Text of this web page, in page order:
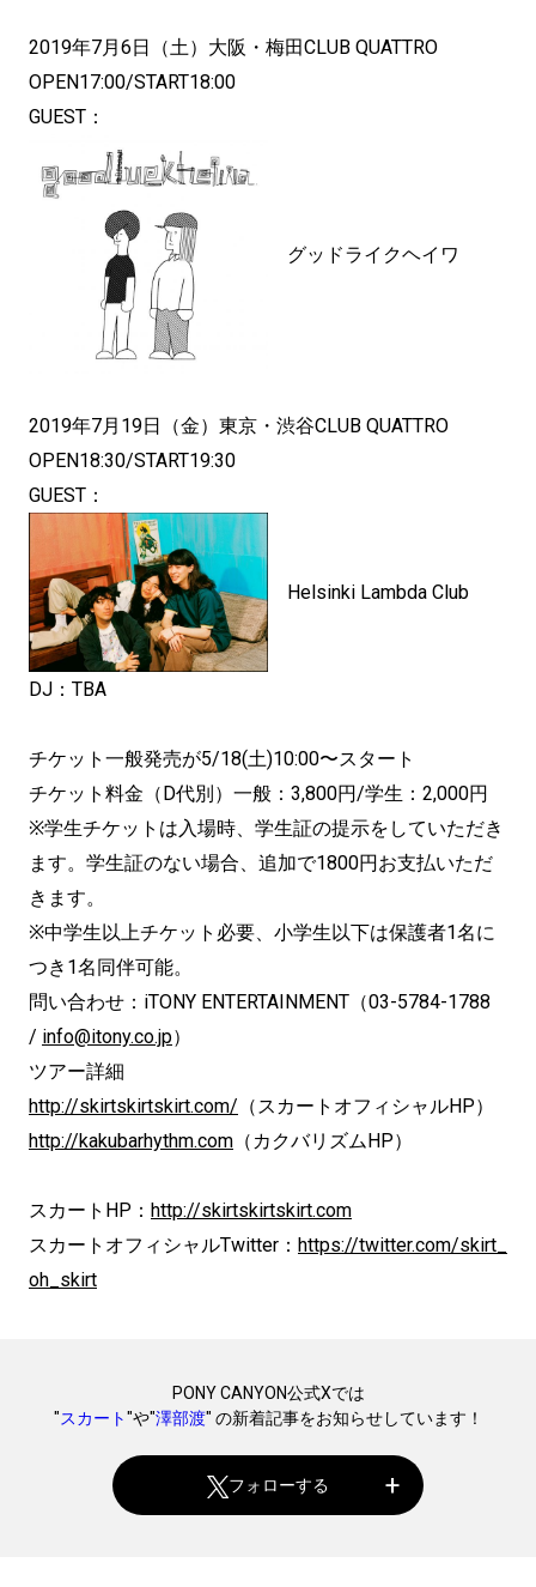
2019年7月6日（土）大阪・梅田CLUB QUATTRO
OPEN17:00/START18:00
GUEST：
グッドライクヘイワ
2019年7月19日（金）東京・渋谷CLUB QUATTRO
OPEN18:30/START19:30
GUEST：
Helsinki Lambda Club
DJ：TBA
チケット一般発売が5/18(土)10:00〜スタート
チケット料金（D代別）一般：3,800円/学生：2,000円
※学生チケットは入場時、学生証の提示をしていただき
ます。学生証のない場合、追加で1800円お支払いただ
きます。
※中学生以上チケット必要、小学生以下は保護者1名に
つき1名同伴可能。
問い合わせ：iTONY ENTERTAINMENT（03-5784-1788
/ info@itony.co.jp）
ツアー詳細
http://skirtskirtskirt.com/ （スカートオフィシャルHP）
http://kakubarhythm.com （カクバリズムHP）
スカートHP： http://skirtskirtskirt.com
スカートオフィシャルTwitter： https://twitter.com/skirt_
oh_skirt
PONY CANYON公式Xでは
"スカート"や"澤部渡" の新着記事をお知らせしています！
フォローする